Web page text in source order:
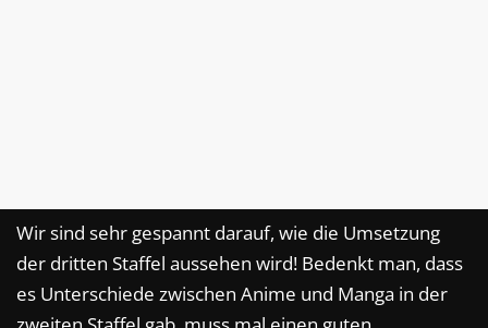
Wir sind sehr gespannt darauf, wie die Umsetzung
der dritten Staffel aussehen wird! Bedenkt man, dass
es Unterschiede zwischen Anime und Manga in der